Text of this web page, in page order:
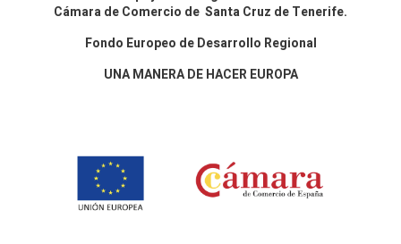
Cámara de Comercio de Santa Cruz de Tenerife.
Fondo Europeo de Desarrollo Regional
UNA MANERA DE HACER EUROPA